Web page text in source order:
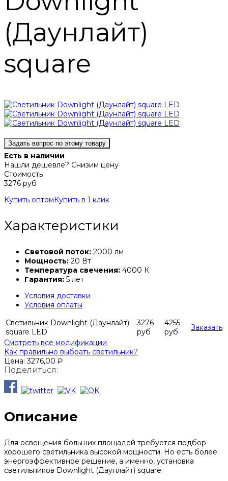
(Даунлайт)
square
Задать вопрос по этому товару
Есть в наличии
Нашли дешевле? Снизим цену
Стоимость
3276 руб
Купить оптом Купить в 1 клик
Характеристики
Световой поток: 2000 лм
Мощность: 20 Вт
Температура свечения: 4000 К
Гарантия: 5 лет
Условия доставки
Условия оплаты
Светильник Downlight (Даунлайт)
square LED
3276
руб
4255
руб
Заказать
Смотреть все модификации
Как правильно выбрать светильник?
Цена:3276,00 ₽
Поделиться:
Описание
Для освещения больших площадей требуется подбор
хорошего светильника высокой мощности. Но есть более
энергоэффективное решение, а именно, установка
светильников Downlight (Даунлайт) square.